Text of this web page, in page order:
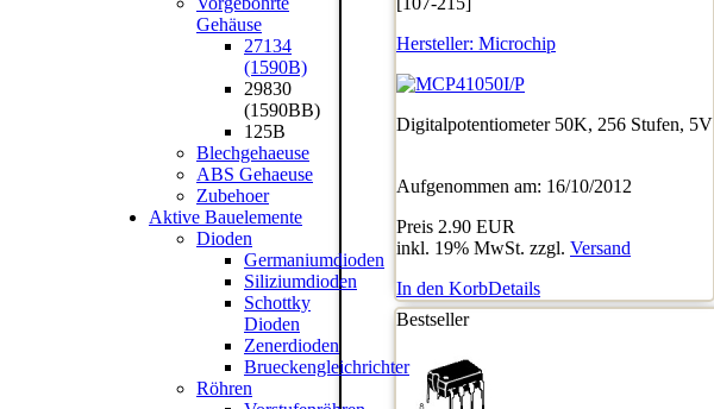
Hersteller: Microchip
Digitalpotentiometer 50K, 256 Stufen, 5V
Aufgenommen am: 16/10/2012
Preis 2.90 EUR
inkl. 19% MwSt. zzgl. Versand
In den KorbDetails
Bestseller
Gehäuse
27134
(1590B)
29830
(1590BB)
125B
Blechgehaeuse
ABS Gehaeuse
Zubehoer
Aktive Bauelemente
Dioden
Germaniumdioden
Siliziumdioden
Schottky
Dioden
Zenerdioden
Brueckengleichrichter
Röhren